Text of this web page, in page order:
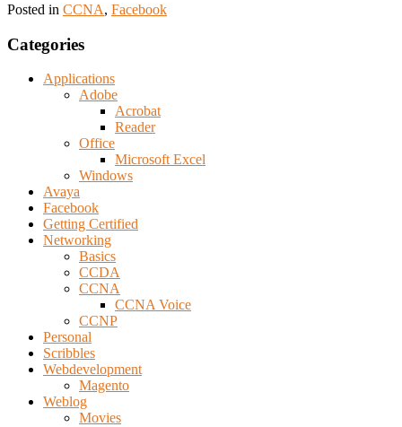
Posted in CCNA, Facebook
Categories
Applications
Adobe
Acrobat
Reader
Office
Microsoft Excel
Windows
Avaya
Facebook
Getting Certified
Networking
Basics
CCDA
CCNA
CCNA Voice
CCNP
Personal
Scribbles
Webdevelopment
Magento
Weblog
Movies